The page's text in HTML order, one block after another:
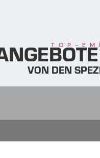
TOP-
VON DEN